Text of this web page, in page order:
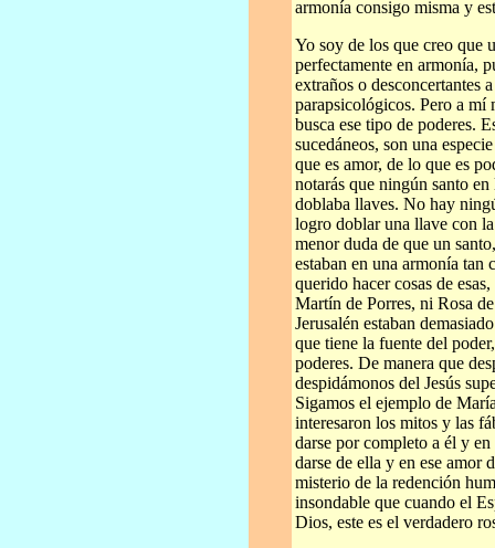
armonía consigo misma y
Yo soy de los que creo que
perfectamente en armonía,
extraños o desconcertantes
parapsicológicos. Pero a mí
busca ese tipo de poderes.
sucedáneos, son una
que es amor, de lo que es
notarás que ningún santo
doblaba llaves. No hay
logro doblar una llave con
menor duda de que un
estaban en una armonía tan
querido hacer cosas de
Martín de Porres, ni Rosa
Jerusalén estaban
que tiene la fuente del
poderes. De manera que
despidámonos del Jesús
Sigamos el ejemplo de
interesaron los mitos y las
darse por completo a él y
darse de ella y en ese amor
misterio de la redención
insondable que cuando el
Dios, este es el verdadero